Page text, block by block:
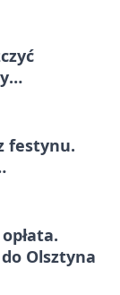
festynu.
Olsztyna